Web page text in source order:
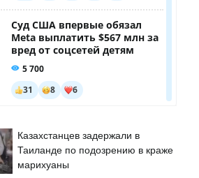
Казахстанцев задержали в
Таиланде по подозрению в краже
марихуаны